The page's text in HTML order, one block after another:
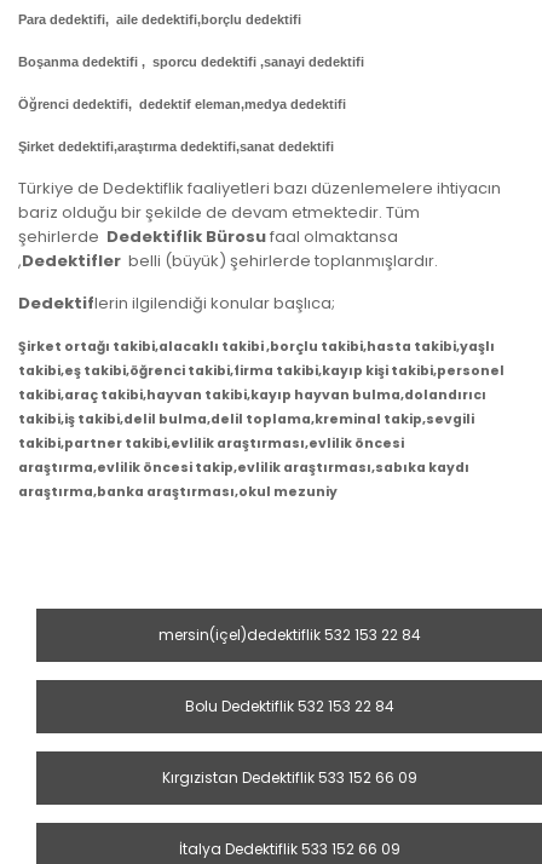
Para dedektifi, aile dedektifi,borçlu dedektifi
Boşanma dedektifi , sporcu dedektifi ,sanayi dedektifi
Öğrenci dedektifi, dedektif eleman,medya dedektifi
Şirket dedektifi,araştırma dedektifi,sanat dedektifi
Türkiye de Dedektiflik faaliyetleri bazı düzenlemelere ihtiyacın
bariz olduğu bir şekilde de devam etmektedir. Tüm
şehirlerde Dedektiflik Bürosufaal olmaktansa
,Dedektifler belli (büyük) şehirlerde toplanmışlardır.
Dedektiflerin ilgilendiği konular başlıca;
Şirket ortağı takibi,alacaklı takibi ,borçlu takibi,hasta takibi,yaşlı
takibi,eş takibi,öğrenci takibi,firma takibi,kayıp kişi takibi,personel
takibi,araç takibi,hayvan takibi,kayıp hayvan bulma,dolandırıcı
takibi,iş takibi,delil bulma,delil toplama,kreminal takip,sevgili
takibi,partner takibi,evlilik araştırması,evlilik öncesi
araştırma,evlilik öncesi takip,evlilik araştırması,sabıka kaydı
araştırma,banka araştırması,okul mezuniy
mersin(içel)dedektiflik 532 153 22 84
Bolu Dedektiflik 532 153 22 84
Kırgızistan Dedektiflik 533 152 66 09
İtalya Dedektiflik 533 152 66 09